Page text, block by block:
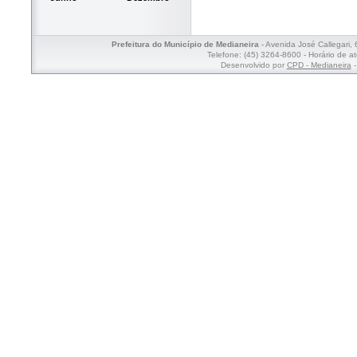
Prefeitura do Município de Medianeira- Avenida José Callegari,
Telefone: (45) 3264-8600 - Horário de
Desenvolvido por CPD - Medianeira-